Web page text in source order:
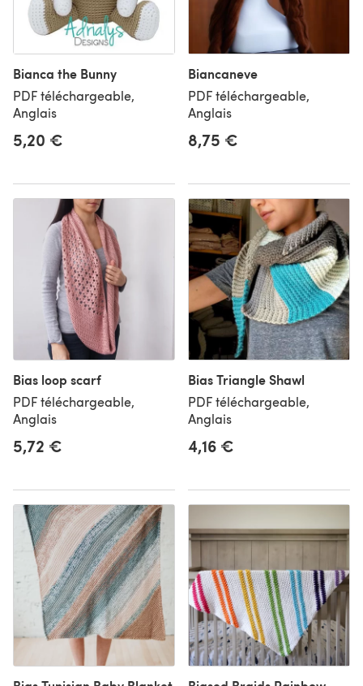
Bianca the Bunny
PDF téléchargeable,
Anglais
5,20 €
Biancaneve
PDF téléchargeable,
Anglais
8,75 €
Bias loop scarf
PDF téléchargeable,
Anglais
5,72 €
Bias Triangle Shawl
PDF téléchargeable,
Anglais
4,16 €